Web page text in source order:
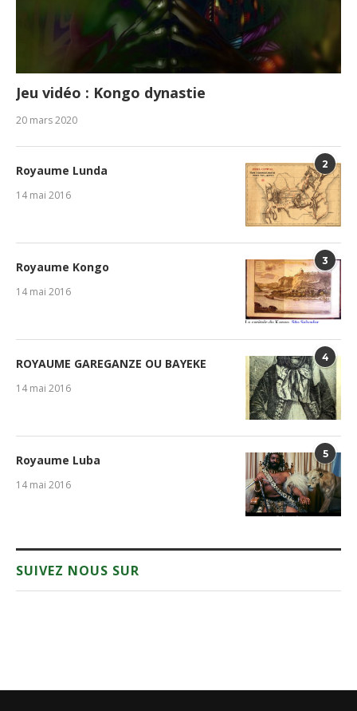
Jeu vidéo : Kongo dynastie
20 mars 2020
2
Royaume Lunda
14 mai 2016
3
Royaume Kongo
14 mai 2016
4
ROYAUME GAREGANZE OU BAYEKE
14 mai 2016
5
Royaume Luba
14 mai 2016
SUIVEZ NOUS SUR